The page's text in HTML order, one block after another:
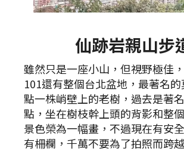
仙跡岩親山步
雖然只是一座小山，但視野極佳
101還有整個台北盆地，最著名
點一株峭壁上的老樹，過去是著
點，坐在樹枝幹上頭的背影和整
景色榮為一幅畫，不過現在有安
有柵欄，千萬不要為了拍照而跨越